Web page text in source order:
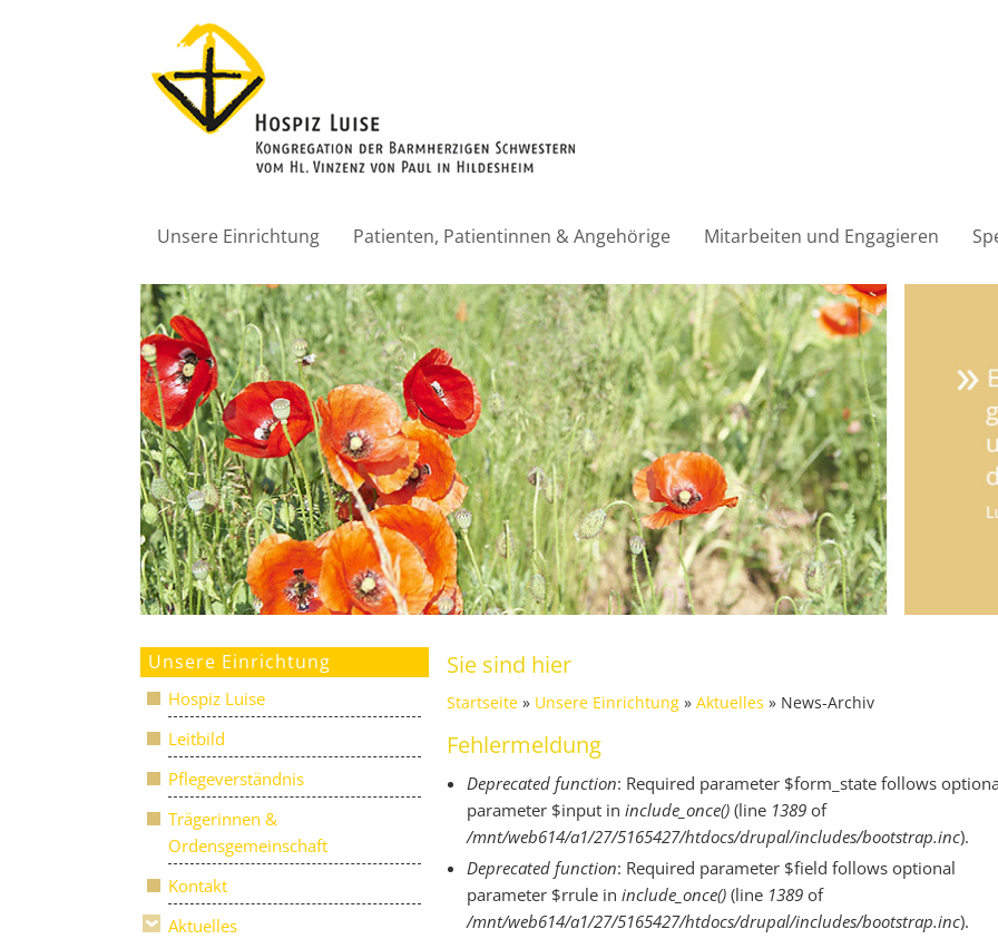
Unsere Einrichtung Patienten, Patientinnen & Angehörige Mitarbeiten und Engagieren
Sie sind hier
Startseite » Unsere Einrichtung »Aktuelles » News-Archiv
Fehlermeldung
Deprecated function: Required parameter $form_state follows
parameter $input ininclude_once() (line 1389 of
/mnt/web614/a1/27/5165427/htdocs/drupal/includes/bootstrap.inc).
Deprecated function: Required parameter $field follows optional
parameter $rrule ininclude_once() (line 1389 of
/mnt/web614/a1/27/5165427/htdocs/drupal/includes/bootstrap.inc).
Unsere Einrichtung
Hospiz Luise
Leitbild
Pflegeverständnis
Trägerinnen &
Ordensgemeinschaft
Kontakt
Aktuelles